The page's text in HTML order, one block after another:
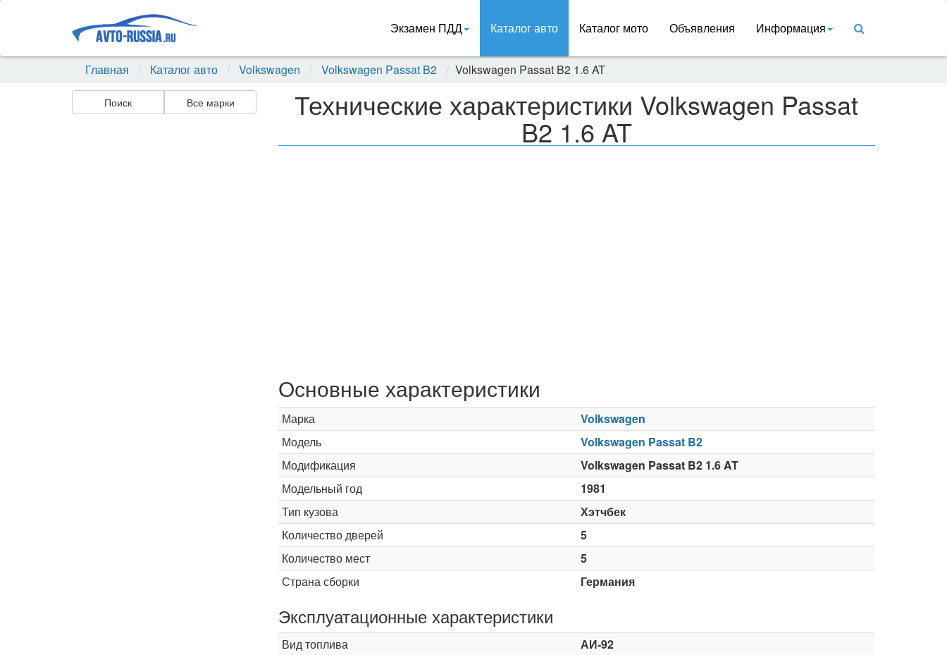
Экзамен ПДД Каталог авто Каталог мото Объявления Информация
Главная Каталог авто Volkswagen Volkswagen Passat B2 Volkswagen Passat B2 1.6 AT
Поиск Все марки Технические характеристики Volkswagen Passat
B2 1.6 AT
Основные характеристики
Марка
Volkswagen
Модель
Volkswagen Passat B2
Модификация
Volkswagen Passat B2 1.6 AT
Модельный год
1981
Тип кузова
Хэтчбек
Количество дверей
5
Количество мест
5
Страна сборки
Германия
Эксплуатационные характеристики
Вид топлива
АИ-92